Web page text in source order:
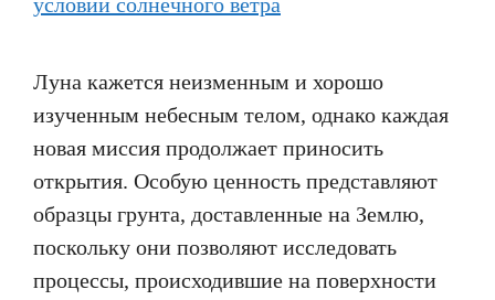
Луна кажется неизменным и хорошо
изученным небесным телом, однако каждая
новая миссия продолжает приносить
открытия. Особую ценность представляют
образцы грунта, доставленные на Землю,
поскольку они позволяют исследовать
процессы, происходившие на поверхности